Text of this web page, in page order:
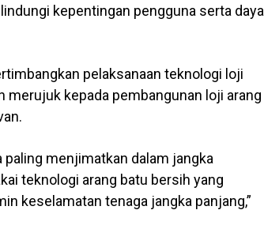
kepentingan pengguna serta daya
pelaksanaan teknologi loji
merujuk kepada pembangunan loji arang
menjimatkan dalam jangka
teknologi arang batu bersih yang
keselamatan tenaga jangka panjang,”